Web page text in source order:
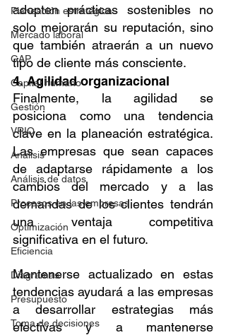
Planeación estratégica
Mercado laboral
GAP
Capital humano
Gestión
VRIO
Análisis
Análisis de datos
Procesos en las empresas
Optimización
Eficiencia
Diagramas
Presupuesto
Toma de decisiones
adopten prácticas sostenibles no
solo mejorarán su reputación, sino
que también atraerán a un nuevo
tipo de cliente más consciente.
4. Agilidad organizacional
Finalmente, la agilidad se
posiciona como una tendencia
clave en la planeación estratégica.
Las empresas que sean capaces
de adaptarse rápidamente a los
cambios del mercado y a las
demandas de los clientes tendrán
una ventaja competitiva
significativa en el futuro.
Mantenerse actualizado en estas
tendencias ayudará a las empresas
a desarrollar estrategias más
efectivas y a mantenerse